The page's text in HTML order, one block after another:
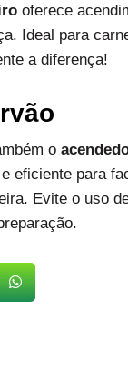
oferece
Ideal para
a diferença!
o
eficiente para
Evite o uso